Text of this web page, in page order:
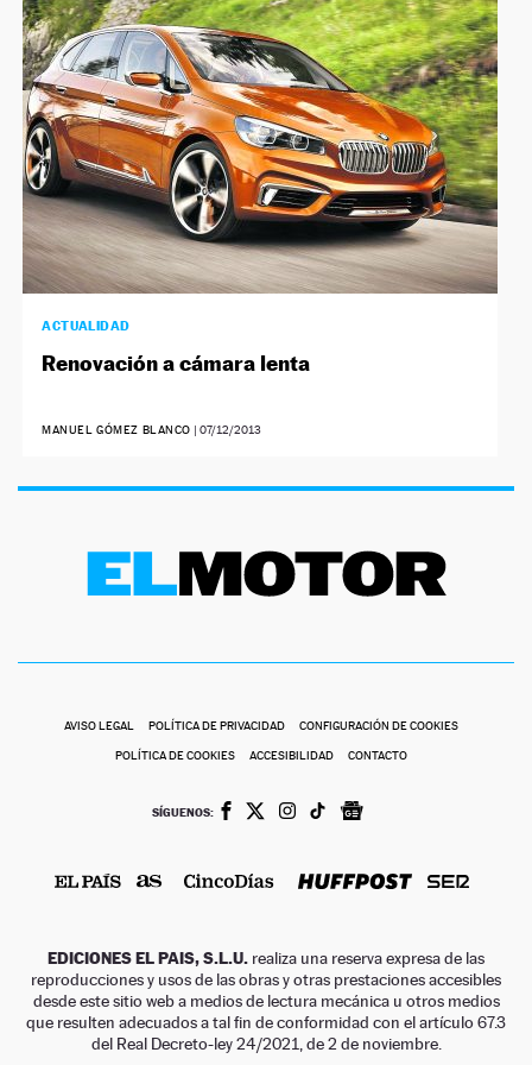
NEWSLETTER
SÍGUENOS
ACTUALIDAD
Renovación a cámara lenta
MANUEL GÓMEZ BLANCO |07/12/2013
AVISO LEGAL POLÍTICA DE PRIVACIDAD CONFIGURACIÓN DE COOKIES
POLÍTICA DE COOKIES ACCESIBILIDAD CONTACTO
SÍGUENOS:
EDICIONES EL PAIS, S.L.U. realiza una reserva expresa de las
reproducciones y usos de las obras y otras prestaciones accesibles
desde este sitio web a medios de lectura mecánica u otros medios
que resulten adecuados a tal fin de conformidad con el artículo 67.3
del Real Decreto-ley 24/2021, de 2 de noviembre.